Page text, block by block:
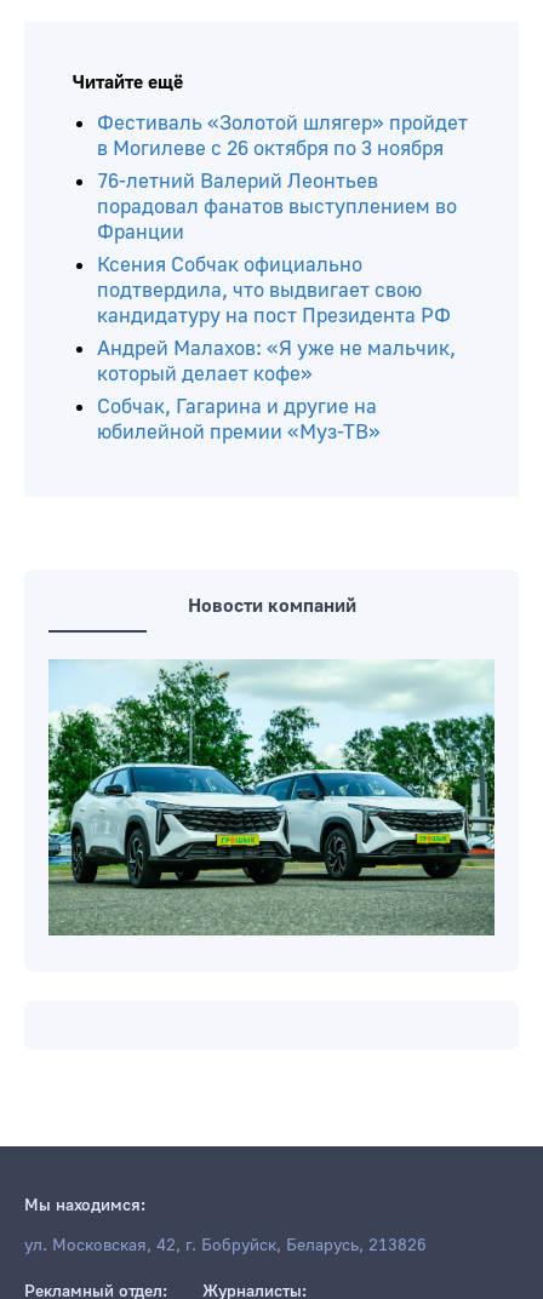
Читайте ещё
Фестиваль «Золотой шлягер» пройдет
в Могилеве с 26 октября по 3 ноября
76-летний Валерий Леонтьев
порадовал фанатов выступлением во
Франции
Ксения Собчак официально
подтвердила, что выдвигает свою
кандидатуру на пост Президента РФ
Андрей Малахов: «Я уже не мальчик,
который делает кофе»
Собчак, Гагарина и другие на
юбилейной премии «Муз-ТВ»
Новости компаний
Мы находимся:
ул. Московская, 42, г. Бобруйск, Беларусь, 213826
Рекламный отдел: Журналисты: